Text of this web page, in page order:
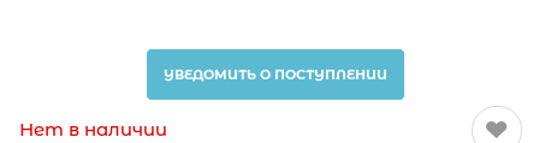
УВЕДОМИТЬ О ПОСТУПЛЕНИИ
Нет в наличии